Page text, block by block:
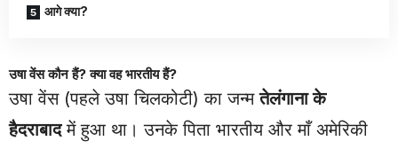
आगे क्या?
उषा वेंस कौन हैं? क्या वह भारतीय हैं?
उषा वेंस (पहले उषा चिलकोटी) का जन्मतेलंगाना के
हैदराबादमें हुआ था। उनके पिता भारतीय और माँ अमेरिकी